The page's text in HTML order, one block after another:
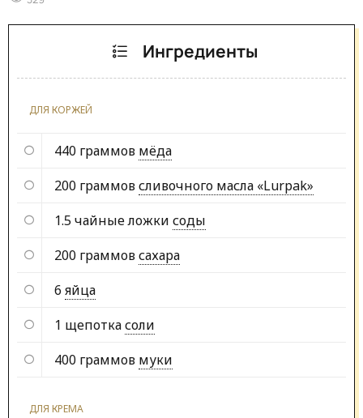
Ингредиенты
ДЛЯ КОРЖЕЙ
440 граммов мёда
200 граммовсливочного масла «Lurpak»
1.5 чайные ложки соды
200 граммовсахара
6 яйца
1 щепоткасоли
400 граммов муки
ДЛЯ КРЕМА